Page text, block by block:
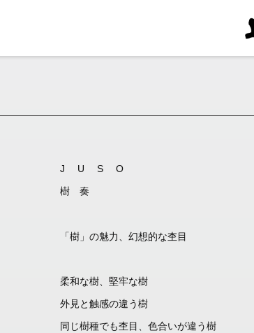
J U S O
樹 奏
「樹」の魅力、幻想的な杢目
柔和な樹、堅牢な樹
外見と触感の違う樹
同じ樹種でも杢目、色合いが違う樹